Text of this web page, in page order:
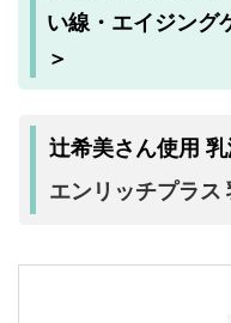
い線・エイジング
＞
辻希美さん使用 乳
エンリッチプラス